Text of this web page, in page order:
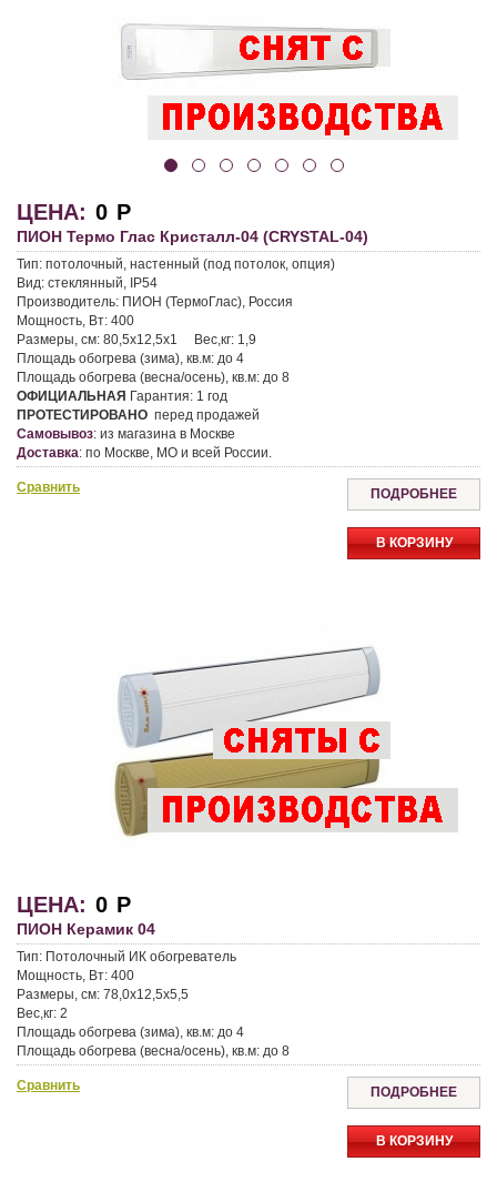
ЦЕНА: 0 Р
ПИОН Термо Глас Кристалл-04 (CRYSTAL-04)
Тип: потолочный, настенный (под потолок, опция)
Вид: стеклянный, IP54
Производитель: ПИОН (ТермоГлас), Россия
Мощность, Вт: 400
Размеры, см: 80,5х12,5х1 Вес,кг: 1,9
Площадь обогрева (зима), кв.м: до 4
Площадь обогрева (весна/осень), кв.м: до 8
ОФИЦИАЛЬНАЯ Гарантия: 1 год
ПРОТЕСТИРОВАНО перед продажей
Самовывоз: из магазина в Москве
Доставка: по Москве, МО и всей России.
Сравнить ПОДРОБНЕЕ
В КОРЗИНУ
ЦЕНА: 0 Р
ПИОН Керамик 04
Тип: Потолочный ИК обогреватель
Мощность, Вт: 400
Размеры, см: 78,0x12,5x5,5
Вес,кг: 2
Площадь обогрева (зима), кв.м: до 4
Площадь обогрева (весна/осень), кв.м: до 8
Сравнить ПОДРОБНЕЕ
В КОРЗИНУ